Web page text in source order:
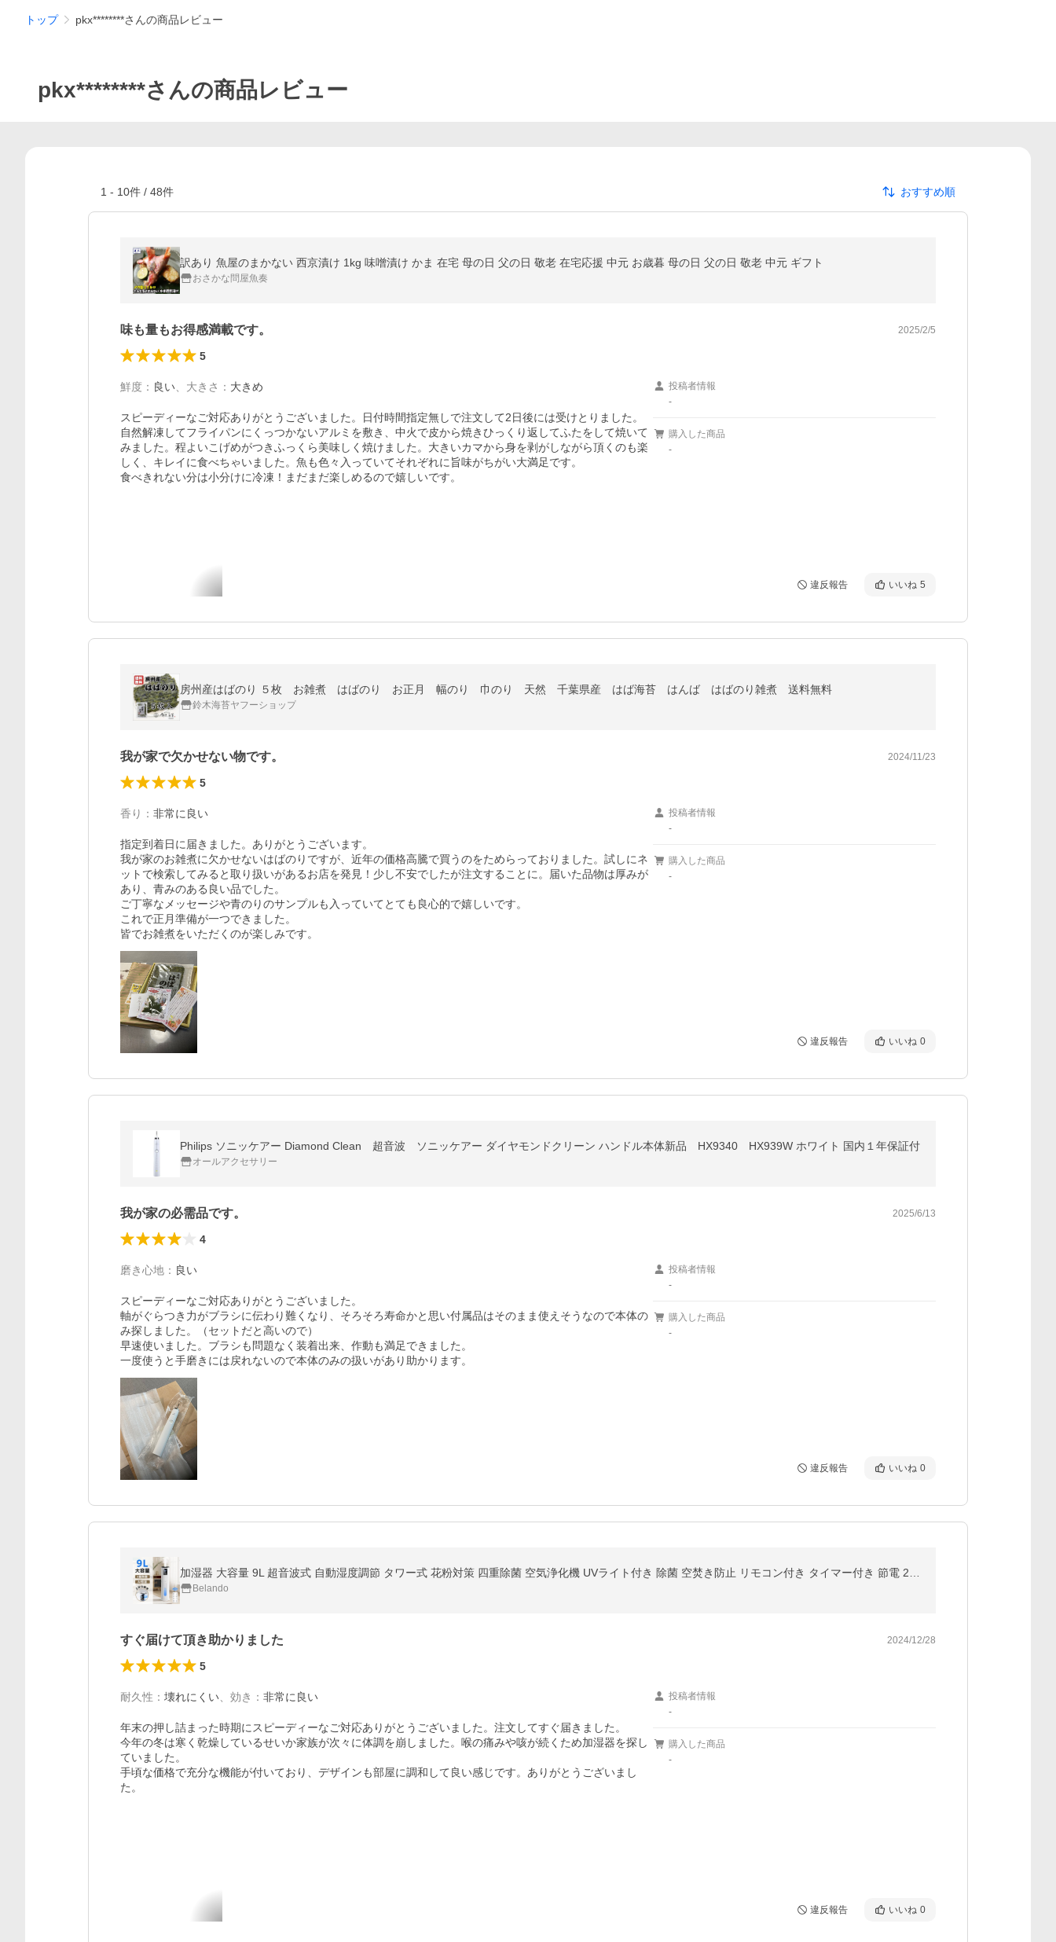
トップ pkx********さんの商品レビュー
pkx********さんの商品レビュー
1 - 10件 / 48件 おすすめ順
訳あり 魚屋のまかない 西京漬け 1kg 味噌漬け かま 在宅 母の日 父の日 敬老 在宅応援 中元 お歳暮 母の日 父の日 敬老 中元 ギフト
おさかな問屋魚奏
味も量もお得感満載です。 2025/2/5
5
鮮度 ： 良い 大きさ ： 大きめ
スピーディーなご対応ありがとうございました。日付時間指定無しで注文して2日後には受けとりました。
自然解凍してフライパンにくっつかないアルミを敷き、中火で皮から焼きひっくり返してふたをして焼いて
みました。程よいこげめがつきふっくら美味しく焼けました。大きいカマから身を剥がしながら頂くのも楽
しく、キレイに食べちゃいました。魚も色々入っていてそれぞれに旨味がちがい大満足です。
食べきれない分は小分けに冷凍！まだまだ楽しめるので嬉しいです。
投稿者情報
-
購入した商品
-
違反報告 いいね 5
房州産はばのり ５枚 お雑煮 はばのり お正月 幅のり 巾のり 天然 千葉県産 はば海苔 はんば はばのり雑煮 送料無料
鈴木海苔ヤフーショップ
我が家で欠かせない物です。 2024/11/23
5
香り ： 非常に良い
指定到着日に届きました。ありがとうございます。
我が家のお雑煮に欠かせないはばのりですが、近年の価格高騰で買うのをためらっておりました。試しにネ
ットで検索してみると取り扱いがあるお店を発見！少し不安でしたが注文することに。届いた品物は厚みが
あり、青みのある良い品でした。
ご丁寧なメッセージや青のりのサンプルも入っていてとても良心的で嬉しいです。
これで正月準備が一つできました。
投稿者情報
-
購入した商品
-
違反報告 いいね 0
Philips ソニッケアー Diamond Clean 超音波 ソニッケアー ダイヤモンドクリーン ハンドル本体新品 HX9340 HX939W ホワイト 国内１年保証付
オールアクセサリー
我が家の必需品です。 2025/6/13
4
磨き心地 ： 良い
スピーディーなご対応ありがとうございました。
軸がぐらつき力がブラシに伝わり難くなり、そろそろ寿命かと思い付属品はそのまま使えそうなので本体の
み探しました。（セットだと高いので）
早速使いました。ブラシも問題なく装着出来、作動も満足できました。
一度使うと手磨きには戻れないので本体のみの扱いがあり助かります。
投稿者情報
-
購入した商品
-
違反報告 いいね 0
Belando
すぐ届けて頂き助かりました 2024/12/28
5
耐久性 ： 壊れにくい 効き ： 非常に良い
年末の押し詰まった時期にスピーディーなご対応ありがとうございました。注文してすぐ届きました。
今年の冬は寒く乾燥しているせいか家族が次々に体調を崩しました。喉の痛みや咳が続くため加湿器を探し
ていました。
手頃な価格で充分な機能が付いており、デザインも部屋に調和して良い感じです。ありがとうございまし
た。
投稿者情報
-
購入した商品
-
違反報告 いいね 0